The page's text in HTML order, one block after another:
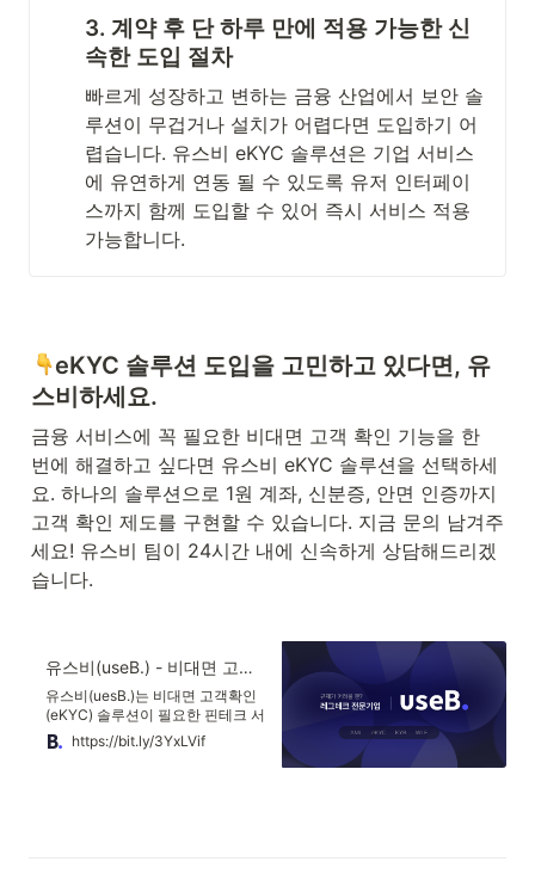
3. 계약 후 단 하루 만에 적용 가능한 신
속한 도입 절차
빠르게 성장하고 변하는 금융 산업에서 보안 솔
루션이 무겁거나 설치가 어렵다면 도입하기 어
렵습니다. 유스비 eKYC 솔루션은 기업 서비스
에 유연하게 연동 될 수 있도록 유저 인터페이
스까지 함께 도입할 수 있어 즉시 서비스 적용
가능합니다.
eKYC 솔루션 도입을 고민하고 있다면, 유
스비하세요.
금융 서비스에 꼭 필요한 비대면 고객 확인 기능을 한
번에 해결하고 싶다면 유스비 eKYC 솔루션을 선택하세
요. 하나의 솔루션으로 1원 계좌, 신분증, 안면 인증까지
고객 확인 제도를 구현할 수 있습니다. 지금 문의 남겨주
세요! 유스비 팀이 24시간 내에 신속하게 상담해드리겠
습니다.
유스비(useB.) - 비대면 고객확인(eKYC) 솔루션
유스비(uesB.)는 비대면 고객확인
(eKYC) 솔루션이 필요한 핀테크 서
비스들을 비롯하여 규제로 인해 어
려움을 겪는 기업들의 문제를 AI기
https://bit.ly/3YxLVif